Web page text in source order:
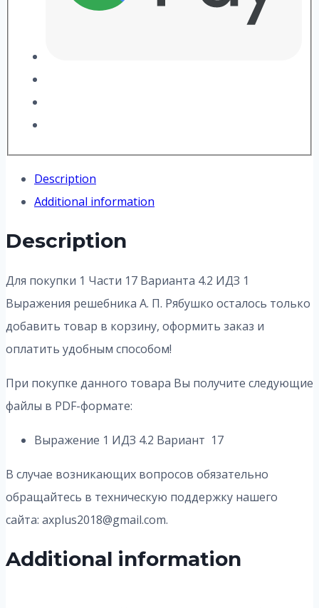
Description
Additional information
Description
Для покупки 1 Части 17 Варианта 4.2 ИДЗ 1
Выражения решебника А. П. Рябушко осталось только
добавить товар в корзину, оформить заказ и
оплатить удобным способом!
При покупке данного товара Вы получите следующие
файлы в PDF-формате:
Выражение 1 ИДЗ 4.2 Вариант 17
В случае возникающих вопросов обязательно
обращайтесь в техническую поддержку нашего
сайта: axplus2018@gmail.com.
Additional information